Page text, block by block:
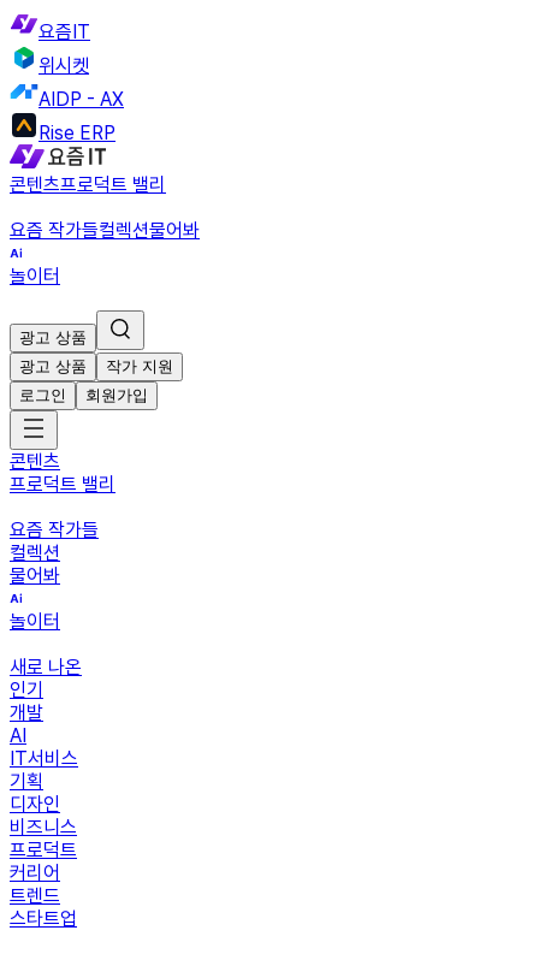
요즘IT
위시켓
AIDP - AX
Rise ERP
콘텐츠프로덕트 밸리
요즘 작가들컬렉션물어봐
놀이터
광고 상품
광고 상품
작가 지원
로그인
회원가입
콘텐츠
프로덕트 밸리
요즘 작가들
컬렉션
물어봐
놀이터
새로 나온
인기
개발
AI
IT서비스
기획
디자인
비즈니스
프로덕트
커리어
트렌드
스타트업